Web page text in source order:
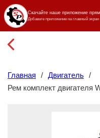
Главная / Двигатель /
Рем комплект двигателя